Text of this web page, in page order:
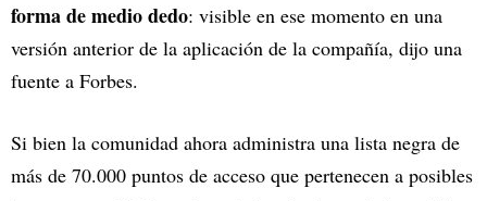
forma de medio dedo: visible en ese momento en una
versión anterior de la aplicación de la compañía, dijo una
fuente a Forbes.
Si bien la comunidad ahora administra una lista negra de
más de 70.000 puntos de acceso que pertenecen a posibles